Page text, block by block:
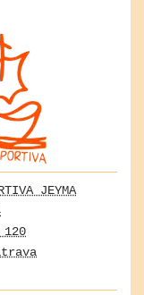
JEYMA